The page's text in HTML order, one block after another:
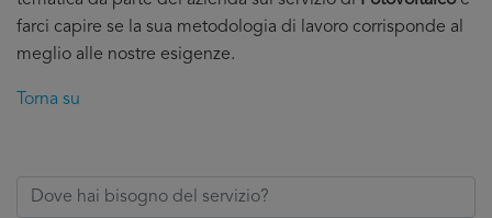
farci capire se la sua metodologia di lavoro corrisponde al
meglio alle nostre esigenze.
Torna su